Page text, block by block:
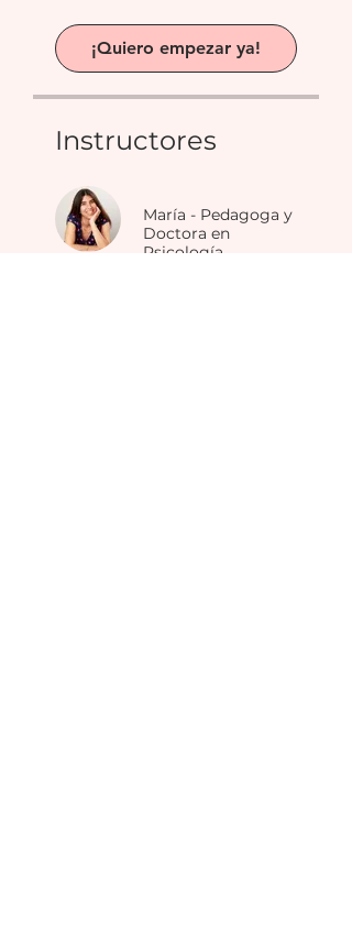
¡Quiero empezar ya!
Instructores
María - Pedagoga y
Doctora en
Psicología